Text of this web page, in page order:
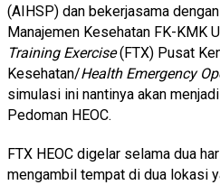
(AIHSP) dan bekerjasama
Manajemen Kesehatan FK-KMK
Training Exercise(FTX) Pusat
Kesehatan/Health Emergency
simulasi ini nantinya akan
Pedoman HEOC.
FTX HEOC digelar selama dua
mengambil tempat di dua lokasi